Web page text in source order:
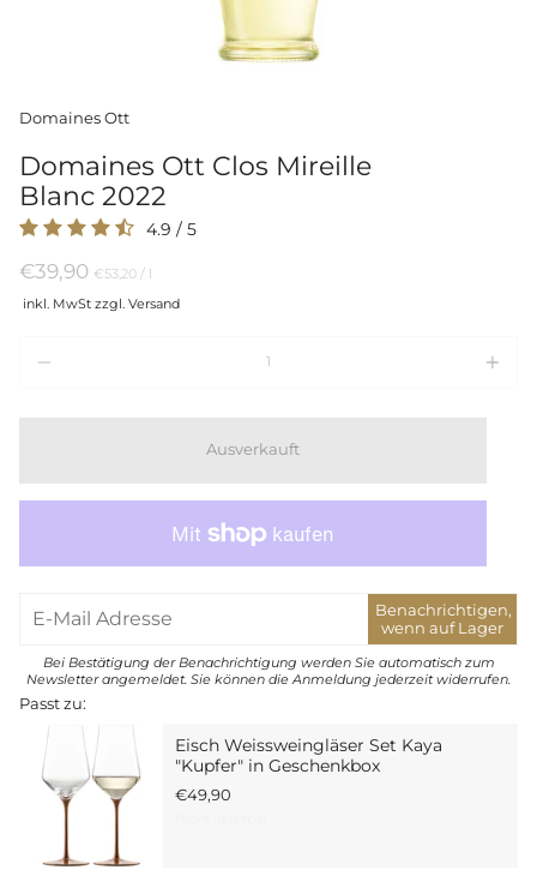
Domaines Ott
Domaines Ott Clos Mireille
Blanc 2022
4.9 / 5
€39,90 Preis
Einheit
€53,20 /per
l
inkl. MwSt zzgl. Versand
Ausverkauft
Benachrichtigen,
wenn auf Lager
Bei Bestätigung der Benachrichtigung werden Sie automatisch zum
Newsletter angemeldet. Sie können die Anmeldung jederzeit widerrufen.
Passt zu:
Eisch Weissweingläser Set Kaya
"Kupfer" in Geschenkbox
€49,90